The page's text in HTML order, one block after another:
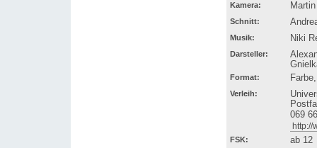
Kamera:
Schnitt:
Musik: Niki
Darsteller:
Format:
Verleih:
069
http://
FSK: ab 12